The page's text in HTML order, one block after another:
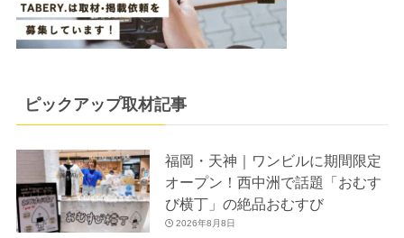
ピックアップ取材記事
福岡・天神｜ワンビルに期間限定
オープン！西中洲で話題「おむす
び横丁」の絶品おむすび
2026年8月8日